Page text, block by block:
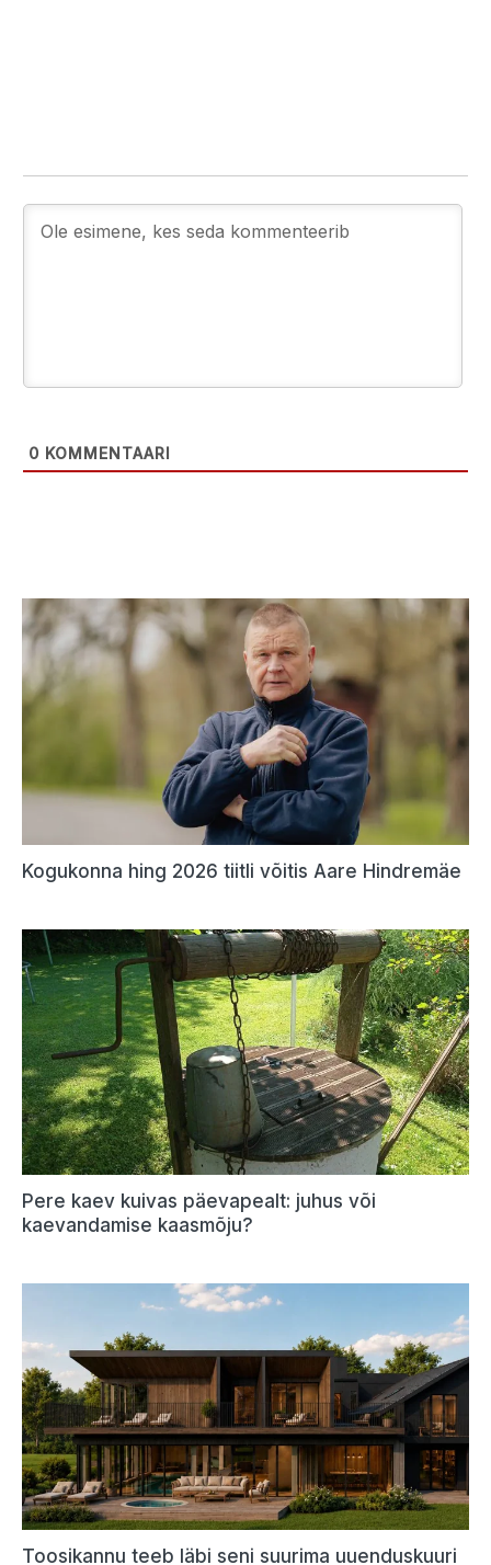
0 KOMMENTAARI
Kogukonna hing 2026 tiitli võitis Aare Hindremäe
Pere kaev kuivas päevapealt: juhus või
kaevandamise kaasmõju?
Toosikannu teeb läbi seni suurima uuenduskuuri